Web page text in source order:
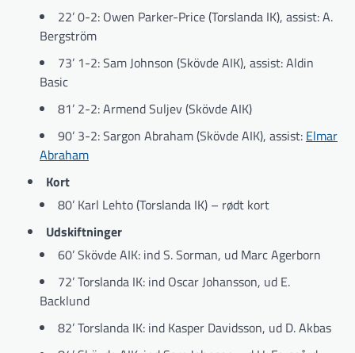
22’ 0-2: Owen Parker-Price (Torslanda IK), assist: A.
Bergström
73’ 1-2: Sam Johnson (Skövde AIK), assist: Aldin
Basic
81’ 2-2: Armend Suljev (Skövde AIK)
90’ 3-2: Sargon Abraham (Skövde AIK), assist: Elmar
Abraham
Kort
80’ Karl Lehto (Torslanda IK) – rødt kort
Udskiftninger
60’ Skövde AIK: ind S. Sorman, ud Marc Agerborn
72’ Torslanda IK: ind Oscar Johansson, ud E.
Backlund
82’ Torslanda IK: ind Kasper Davidsson, ud D. Akbas